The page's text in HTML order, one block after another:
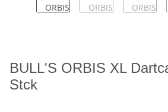
BULL'S ORBIS XL
Stck